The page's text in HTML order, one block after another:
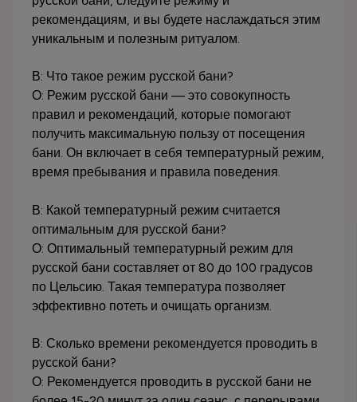
рекомендациям, и вы будете наслаждаться этим
уникальным и полезным ритуалом.
В: Что такое режим русской бани?
О: Режим русской бани — это совокупность
правил и рекомендаций, которые помогают
получить максимальную пользу от посещения
бани. Он включает в себя температурный режим,
время пребывания и правила поведения.
В: Какой температурный режим считается
оптимальным для русской бани?
О: Оптимальный температурный режим для
русской бани составляет от 80 до 100 градусов
по Цельсию. Такая температура позволяет
эффективно потеть и очищать организм.
В: Сколько времени рекомендуется проводить в
русской бани?
О: Рекомендуется проводить в русской бани не